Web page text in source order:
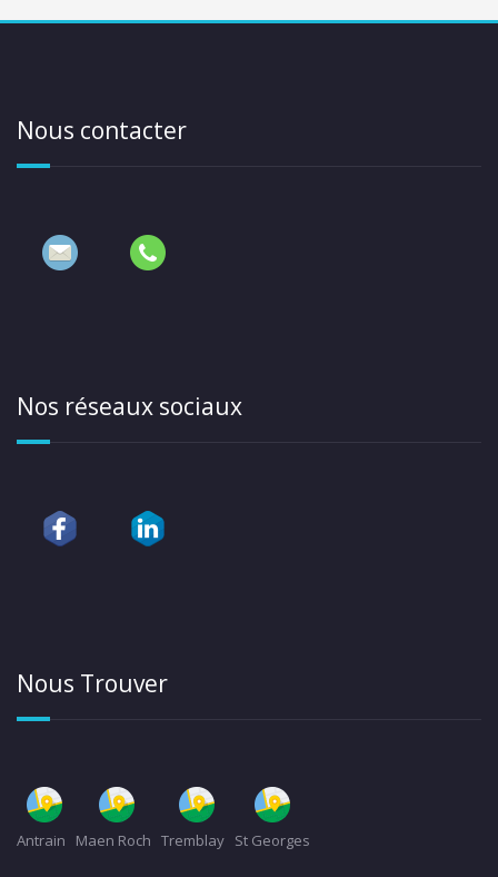
Nous contacter
Nos réseaux sociaux
Nous Trouver
Antrain Maen Roch Tremblay St Georges